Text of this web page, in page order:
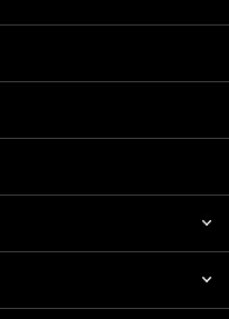
с нами